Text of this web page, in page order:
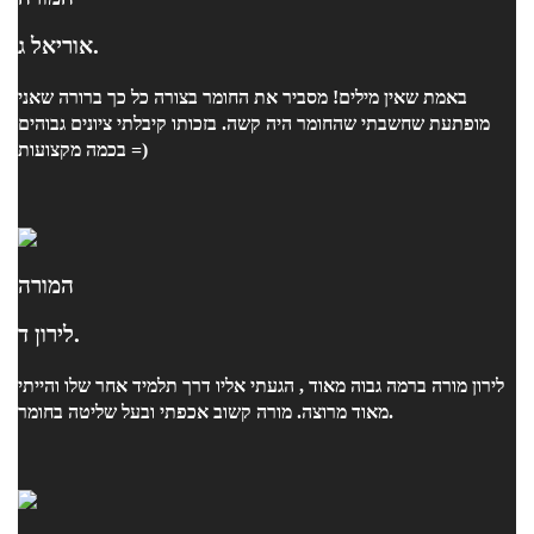
אוריאל ג.
באמת שאין מילים! מסביר את החומר בצורה כל כך ברורה שאני
מופתעת שחשבתי שהחומר היה קשה. בזכותו קיבלתי ציונים גבוהים
בכמה מקצועות =)
המורה
לירון ד.
לירון מורה ברמה גבוה מאוד , הגעתי אליו דרך תלמיד אחר שלו והייתי
מאוד מרוצה. מורה קשוב אכפתי ובעל שליטה בחומר.